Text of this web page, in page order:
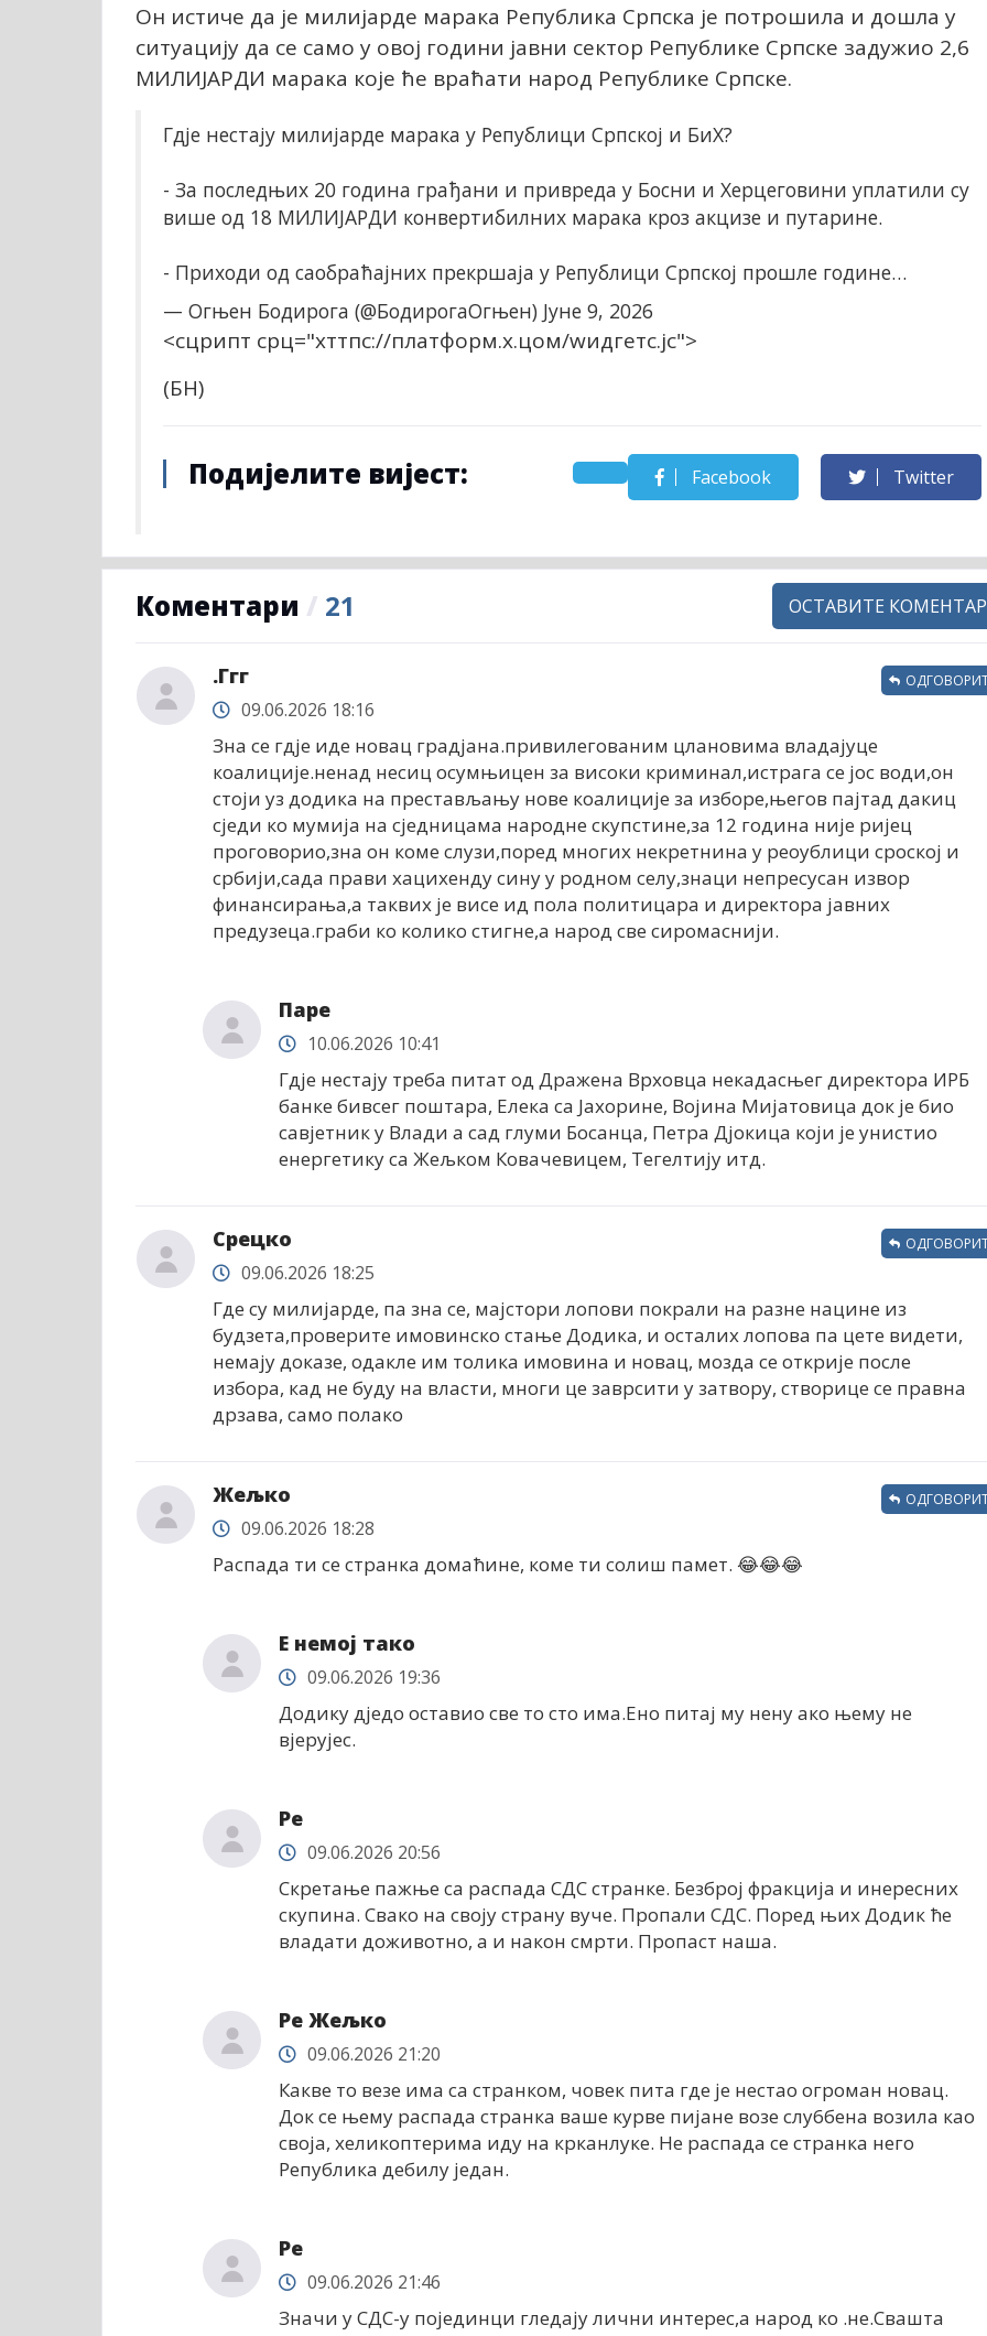
Он истиче да је милијарде марака Република Српска је потрошила и дошла у
ситуацију да се само у овој години јавни сектор Републике Српске задужио 2,6
МИЛИЈАРДИ марака које ће враћати народ Републике Српске.
Гдје нестају милијарде марака у Републици Српској и БиХ?
- За последњих 20 година грађани и привреда у Босни и Херцеговини уплатили су
више од 18 МИЛИЈАРДИ конвертибилних марака кроз акцизе и путарине.
- Приходи од саобраћајних прекршаја у Републици Српској прошле године…
— Огњен Бодирога (@БодирогаОгњен) Јуне 9, 2026
<сцрипт срц="хттпс://платформ.x.цом/wидгетс.јс">
(БН)
Подијелите вијест: Facebook Twitter
Коментари / 21 ОСТАВИТЕ КОМЕНТАР
.Ггг
09.06.2026 18:16
Зна се гдје иде новац градјана.привилегованим цлановима владајуце
коалиције.ненад несиц осумњицен за високи криминал,истрага се јос води,он
стоји уз додика на престављању нове коалиције за изборе,његов пајтад дакиц
сједи ко мумија на сједницама народне скупстине,за 12 година није ријец
проговорио,зна он коме слузи,поред многих некретнина у реоублици сроској и
србији,сада прави хацихенду сину у родном селу,знаци непресусан извор
финансирања,а таквих је висе ид пола политицара и директора јавних
предузеца.граби ко колико стигне,а народ све сиромаснији.
Паре
10.06.2026 10:41
Гдје нестају треба питат од Дражена Врховца некадасњег директора ИРБ
банке бивсег поштара, Елека са Јахорине, Војина Мијатовица док је био
савјетник у Влади а сад глуми Босанца, Петра Дјокица који је унистио
енергетику са Жељком Ковачевицем, Тегелтију итд.
Срецко
09.06.2026 18:25
Где су милијарде, па зна се, мајстори лопови покрали на разне нацине из
будзета,проверите имовинско стање Додика, и осталих лопова па цете видети,
немају доказе, одакле им толика имовина и новац, мозда се открије после
избора, кад не буду на власти, многи це заврсити у затвору, створице се правна
дрзава, само полако
Жељко
09.06.2026 18:28
Распада ти се странка домаћине, коме ти солиш памет. 😂😂😂
Е немој тако
09.06.2026 19:36
Додику дједо оставио све то сто има.Ено питај му нену ако њему не
вјерујес.
Ре
09.06.2026 20:56
Скретање пажње са распада СДС странке. Безброј фракција и инересних
скупина. Свако на своју страну вуче. Пропали СДС. Поред њих Додик ће
владати доживотно, а и након смрти. Пропаст наша.
Ре Жељко
09.06.2026 21:20
Какве то везе има са странком, човек пита где је нестао огроман новац.
Док се њему распада странка ваше курве пијане возе слу6бена возила као
своја, хеликоптерима иду на крканлуке. Не распада се странка него
Република дебилу један.
Ре
09.06.2026 21:46
Значи у СДС-у појединци гледају лични интерес,а народ ко .не.Свашта